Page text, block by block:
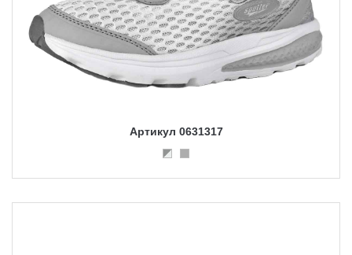
Артикул 0631317